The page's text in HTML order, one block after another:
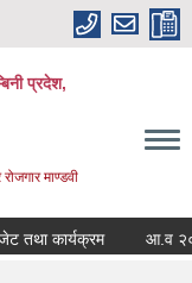
प्रदेश,
माण्डवी
कार्यक्रम आ.व २०८३/